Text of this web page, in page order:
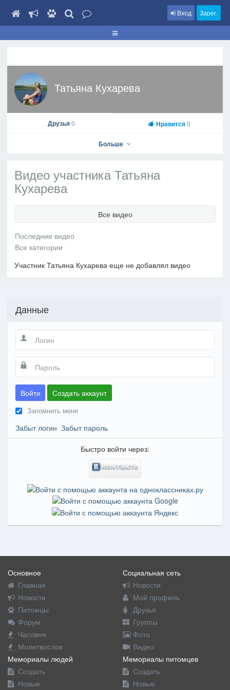
Вход Зарег.
Татьяна Кухарева
Друзья0 Нравится0
Больше
Видео участника Татьяна
Кухарева
Все видео
Участник Татьяна Кухарева еще не добавлял видео
Данные
Войти Создать аккаунт
Запомнить меня
Забыт логин Забыт пароль
Быстро войти через:
Основное
Главная
Новости
Питомцы
Форум
Часовня
Молитвослов
Социальная сеть
Новости
Мой профиль
Друзья
Группы
Фото
Видео
Мемориалы людей
Создать
Новые
Мемориалы питомцев
Создать
Новые